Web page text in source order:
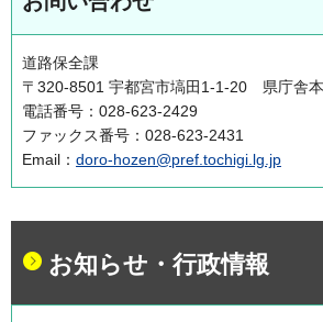
道路保全課
〒320-8501 宇都宮市塙田1-1-20 県庁舎
電話番号：028-623-2429
ファックス番号：028-623-2431
Email： doro-hozen@pref.tochigi.lg.jp
お知らせ・行政情報